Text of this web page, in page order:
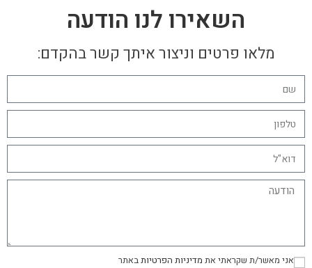
השאירו לנו הודעה
מלאו פרטים וניצור איתך קשר בהקדם:
אני מאשר/ת שקראתי את מדיניות הפרטיותבאתר